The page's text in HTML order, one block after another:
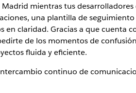
mientras tus
una plantilla de
en claridad. Gracias a que cuenta
de los momentos de
fluida y eficiente.
continuo de